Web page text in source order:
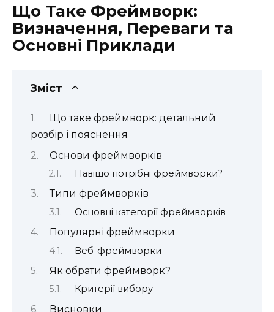
Що Таке Фреймворк:
Визначення, Переваги та
Основні Приклади
Зміст
Що таке фреймворк: детальний
розбір і пояснення
Основи фреймворків
Навіщо потрібні фреймворки?
Типи фреймворків
Основні категорії фреймворків
Популярні фреймворки
Веб-фреймворки
Як обрати фреймворк?
Критерії вибору
Висновки